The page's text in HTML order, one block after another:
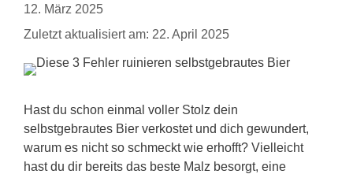
12. März 2025
Zuletzt aktualisiert am: 22. April 2025
Hast du schon einmal voller Stolz dein
selbstgebrautes Bier verkostet und dich gewundert,
warum es nicht so schmeckt wie erhofft? Vielleicht
hast du dir bereits das beste Malz besorgt, eine